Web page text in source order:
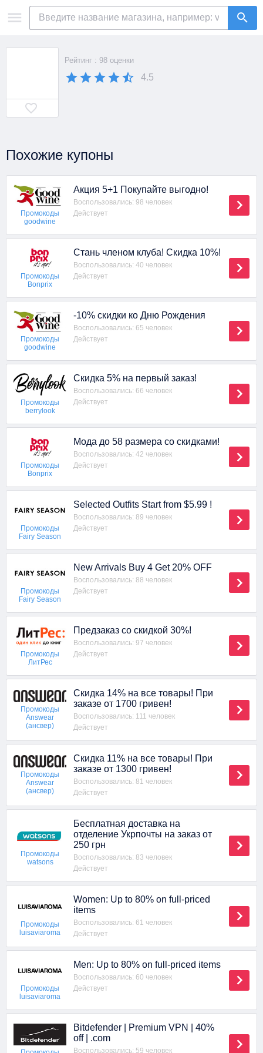
Рейтинг : 98 оценки
4.5
Похожие купоны
Промокоды
goodwine
Акция 5+1 Покупайте выгодно!
Воспользовались: 98 человек
Действует
Промокоды
Bonprix
Стань членом клуба! Скидка 10%!
Воспользовались: 40 человек
Действует
Промокоды
goodwine
-10% скидки ко Дню Рождения
Воспользовались: 65 человек
Действует
Промокоды
berrylook
Скидка 5% на первый заказ!
Воспользовались: 66 человек
Действует
Промокоды
Bonprix
Мода до 58 размера со скидками!
Воспользовались: 42 человек
Действует
Промокоды
Fairy Season
Selected Outfits Start from $5.99 !
Воспользовались: 89 человек
Действует
Промокоды
Fairy Season
New Arrivals Buy 4 Get 20% OFF
Воспользовались: 88 человек
Действует
Промокоды
ЛитРес
Предзаказ со скидкой 30%!
Воспользовались: 97 человек
Действует
Промокоды
Answear
(ансвер)
Скидка 14% на все товары! При
заказе от 1700 гривен!
Воспользовались: 111 человек
Действует
Промокоды
Answear
(ансвер)
Скидка 11% на все товары! При
заказе от 1300 гривен!
Воспользовались: 81 человек
Действует
Промокоды
watsons
Бесплатная доставка на
отделение Укрпочты на заказ от
250 грн
Воспользовались: 83 человек
Действует
Промокоды
luisaviaroma
Women: Up to 80% on full-priced
items
Воспользовались: 61 человек
Действует
Промокоды
luisaviaroma
Men: Up to 80% on full-priced items
Воспользовались: 60 человек
Действует
Bitdefender | Premium VPN | 40%
off | .com
Воспользовались: 59 человек